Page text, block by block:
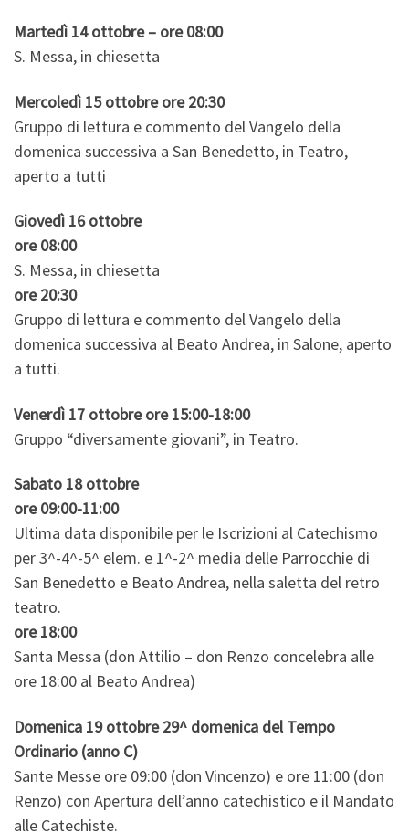
Martedì 14 ottobre – ore 08:00
S. Messa, in chiesetta
Mercoledì 15 ottobre ore 20:30
Gruppo di lettura e commento del Vangelo della
domenica successiva a San Benedetto, in Teatro,
aperto a tutti
Giovedì 16 ottobre
ore 08:00
S. Messa, in chiesetta
ore 20:30
Gruppo di lettura e commento del Vangelo della
domenica successiva al Beato Andrea, in Salone, aperto
a tutti.
Venerdì 17 ottobre ore 15:00-18:00
Gruppo “diversamente giovani”, in Teatro.
Sabato 18 ottobre
ore 09:00-11:00
Ultima data disponibile per le Iscrizioni al Catechismo
per 3^-4^-5^ elem. e 1^-2^ media delle Parrocchie di
San Benedetto e Beato Andrea, nella saletta del retro
teatro.
ore 18:00
Santa Messa (don Attilio – don Renzo concelebra alle
ore 18:00 al Beato Andrea)
Domenica 19 ottobre 29^ domenica del Tempo
Ordinario (anno C)
Sante Messe ore 09:00 (don Vincenzo) e ore 11:00 (don
Renzo) con Apertura dell’anno catechistico e il Mandato
alle Catechiste.